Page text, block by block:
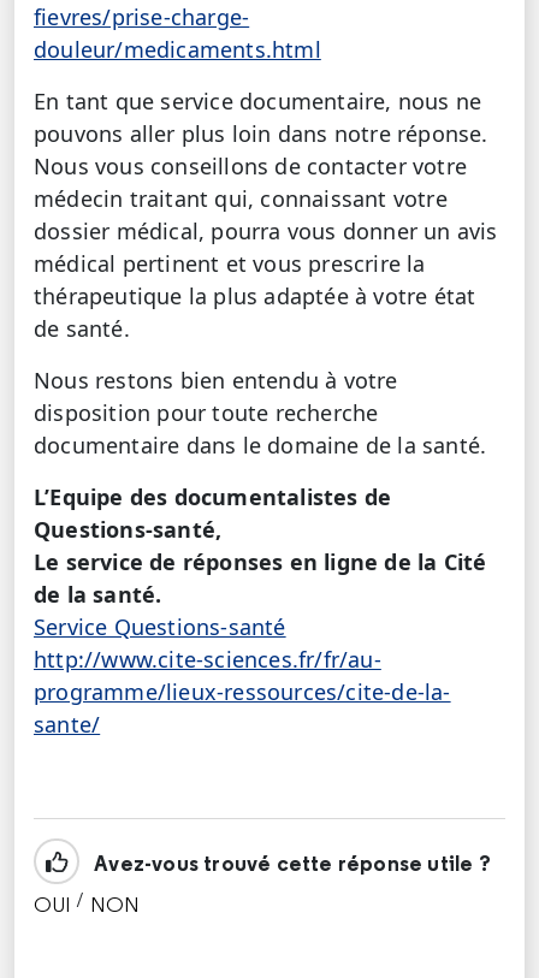
fievres/prise-charge-
douleur/medicaments.html
En tant que service documentaire, nous ne
pouvons aller plus loin dans notre réponse.
Nous vous conseillons de contacter votre
médecin traitant qui, connaissant votre
dossier médical, pourra vous donner un avis
médical pertinent et vous prescrire la
thérapeutique la plus adaptée à votre état
de santé.
Nous restons bien entendu à votre
disposition pour toute recherche
documentaire dans le domaine de la santé.
L’Equipe des documentalistes de
Questions-santé,
Le service de réponses en ligne de la Cité
de la santé.
Service Questions-santé
http://www.cite-sciences.fr/fr/au-
programme/lieux-ressources/cite-de-la-
sante/
Avez-vous trouvé cette réponse utile ?
OUI / NON